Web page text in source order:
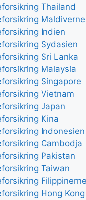
Thailand
Maldiverne
Indien
Sydasien
Sri Lanka
Malaysia
Singapore
Vietnam
Japan
Kina
Indonesien
Cambodja
Pakistan
Taiwan
Filippinerne
Hong Kong